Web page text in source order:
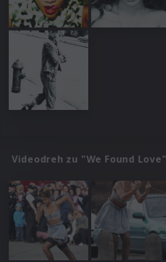
Videodreh zu "We Found Love"